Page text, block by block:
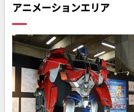
アニメーションエリア